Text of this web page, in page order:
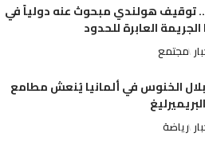
توقيف هولندي مبحوث عنه دولياً في
العابرة للحدود
مجتمع
الخنوس في ألمانيا يُنعش مطامع
رياضة